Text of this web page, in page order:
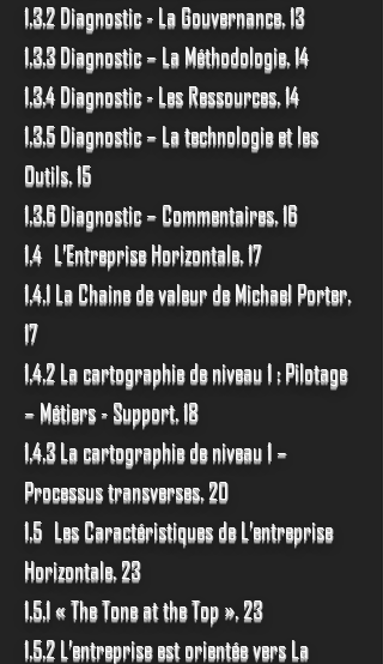
1.3.2 Diagnostic - La Gouvernance. 13
1.3.3 Diagnostic – La Méthodologie. 14
1.3.4 Diagnostic - Les Ressources. 14
1.3.5 Diagnostic – La technologie et les
Outils. 15
1.3.6 Diagnostic – Commentaires. 16
1.4 L’Entreprise Horizontale. 17
1.4.1 La Chaine de valeur de Michael Porter.
17
1.4.2 La cartographie de niveau 1 : Pilotage
– Métiers - Support. 18
1.4.3 La cartographie de niveau 1 –
Processus transverses. 20
1.5 Les Caractéristiques de L’entreprise
Horizontale. 23
1.5.1 « The Tone at the Top ». 23
1.5.2 L’entreprise est orientée vers La